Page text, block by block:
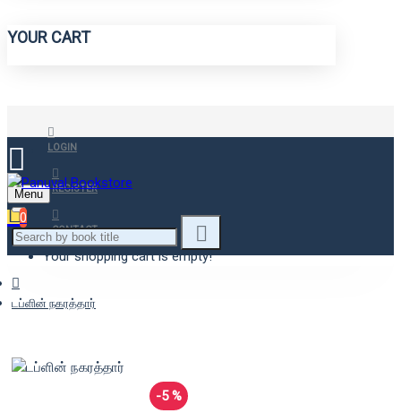
YOUR CART
LOGIN
REGISTER
CONTACT
Menu
0
Your shopping cart is empty!
டப்ளின் நகரத்தார்
-5 %